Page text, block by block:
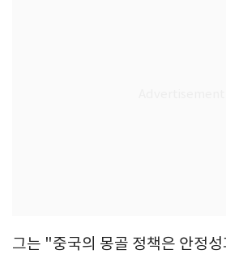
그는 "중국의 몽골 정책은 안정